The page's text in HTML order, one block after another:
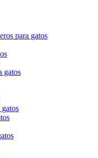
para gatos
gatos